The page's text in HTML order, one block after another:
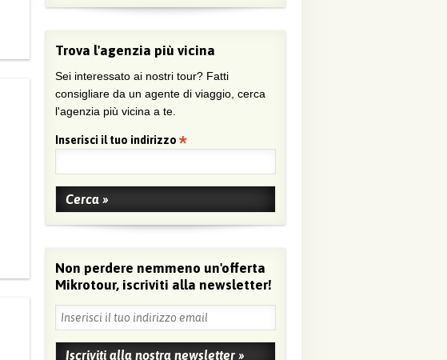
Trova l'agenzia più vicina
Sei interessato ai nostri tour? Fatti
consigliare da un agente di viaggio, cerca
l'agenzia più vicina a te.
Inserisci il tuo indirizzo
Non perdere nemmeno un'offerta
Mikrotour, iscriviti alla newsletter!